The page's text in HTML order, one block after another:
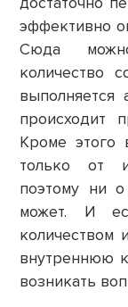
эффективно
Сюда
количество
выполняется
происходит
Кроме этого
только от
поэтому ни
может. И
количеством
внутреннюю
возникать